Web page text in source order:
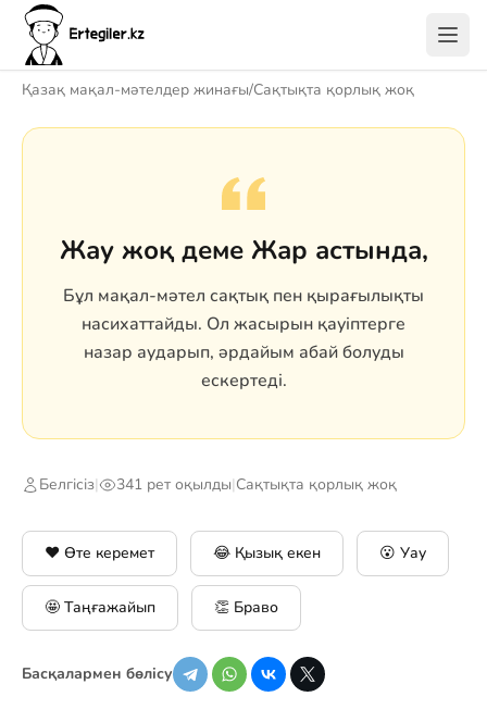
Қазақ мақал-мәтелдер жинағы/Сақтықта қорлық жоқ
Жау жоқ деме Жар астында,
Бұл мақал-мәтел сақтық пен қырағылықты
насихаттайды. Ол жасырын қауіптерге
назар аударып, әрдайым абай болуды
ескертеді.
Белгісіз| 341 рет оқылды|Сақтықта қорлық жоқ
❤️ Өте керемет 😂 Қызық екен 😮 Уау
🤩 Таңғажайып 👏 Браво
Басқалармен бөлісу